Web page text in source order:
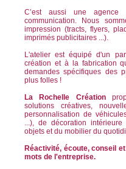
C’est aussi une
communication. Nous
impression (tracts, flyers,
imprimés publicitaires ...).
L'atelier est équipé d'un
création et à la fabrication
demandes spécifiques des
plus folles !
La Rochelle Création
solutions créatives,
personnalisation de
...), de décoration
objets et du mobilier du
Réactivité, écoute, conseil
mots de l'entreprise.